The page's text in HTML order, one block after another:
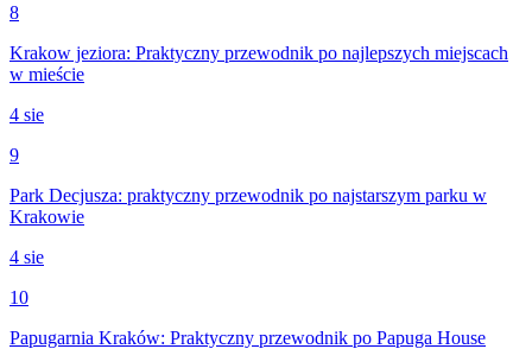
8
Krakow jeziora: Praktyczny przewodnik po najlepszych miejscach
w mieście
4 sie
9
Park Decjusza: praktyczny przewodnik po najstarszym parku w
Krakowie
4 sie
10
Papugarnia Kraków: Praktyczny przewodnik po Papuga House